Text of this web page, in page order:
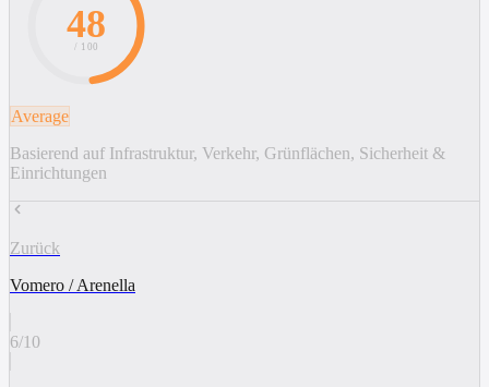
48
/ 100
Average
Basierend auf Infrastruktur, Verkehr, Grünflächen, Sicherheit &
Einrichtungen
Zurück
Vomero / Arenella
6/10